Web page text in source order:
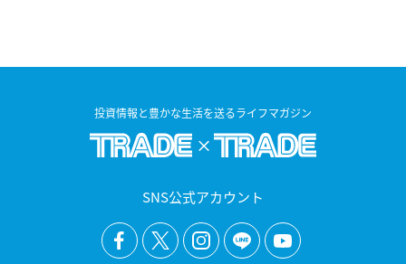
投資情報と豊かな生活を送るライフマガジン
SNS公式アカウント